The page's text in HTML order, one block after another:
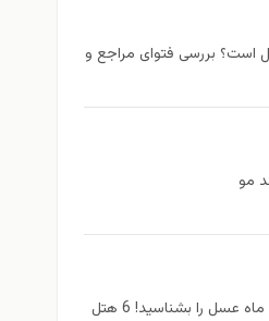
است؟ بررسی فتوای مراجع و
مو
بهترین هتل تهران برای ماه عسل را بشناسید! 6 هتل